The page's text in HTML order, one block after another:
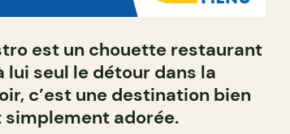
est un chouette restaurant
seul le détour dans la
c’est une destination bien
simplement adorée.